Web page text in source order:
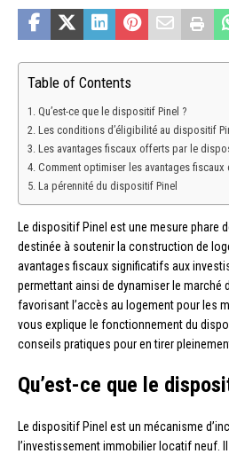
Table of Contents
Qu’est-ce que le dispositif Pinel ?
Les conditions d’éligibilité au dispositif
Les avantages fiscaux offerts par le
Comment optimiser les avantages
La pérennité du dispositif Pinel
Le dispositif Pinel est une mesure phare
destinée à soutenir la construction de
avantages fiscaux significatifs aux
permettant ainsi de dynamiser le marché
favorisant l’accès au logement pour les
vous explique le fonctionnement du
conseils pratiques pour en tirer
Qu’est-ce que le
Le dispositif Pinel est un mécanisme
l’investissement immobilier locatif neuf.